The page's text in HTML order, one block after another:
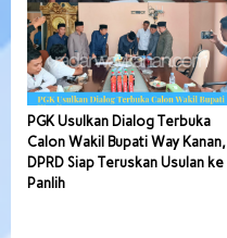
PGK Usulkan Dialog Terbuka
Calon Wakil Bupati Way Kanan,
DPRD Siap Teruskan Usulan ke
Panlih